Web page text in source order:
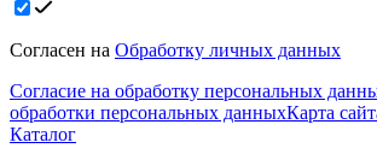
Согласен на Обработку личных данных
Согласие на обработку персональных
обработки персональных данныхКарта
Каталог